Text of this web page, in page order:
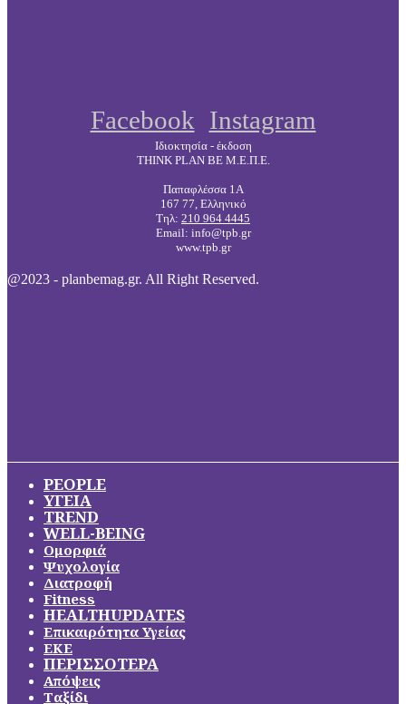
Facebook Instagram
Ιδιοκτησία - έκδοση
THINK PLAN BE Μ.Ε.Π.Ε.
Παπαφλέσσα 1Α
167 77, Ελληνικό
Τηλ: 210 964 4445
Email: info@tpb.gr
www.tpb.gr
@2023 - planbemag.gr. All Right Reserved.
PEOPLE
ΥΓΕΙΑ
TREND
WELL-BEING
Ομορφιά
Ψυχολογία
Διατροφή
Fitness
HEALTHUPDATES
Επικαιρότητα Υγείας
ΕΚΕ
ΠΕΡΙΣΣΟΤΕΡΑ
Απόψεις
Ταξίδι